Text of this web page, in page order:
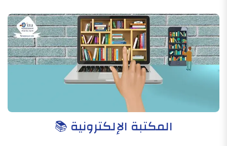
المكتبة الإلكترونية 📚